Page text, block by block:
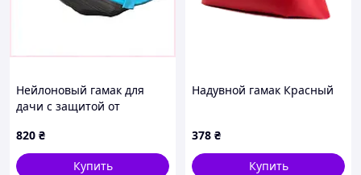
Нейлоновый гамак для
дачи с защитой от
820 ₴
Купить
Надувной гамак Красный
378 ₴
Купить